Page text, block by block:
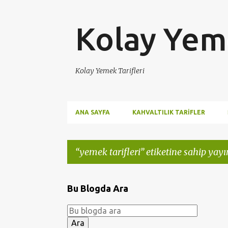
Kolay
Kolay Yemek Tarifleri
ANA SAYFA KAHVALTILIK TARIFLER
yemek tarifleri etiketine sahip
K
a
y
Bu Blogda Ara